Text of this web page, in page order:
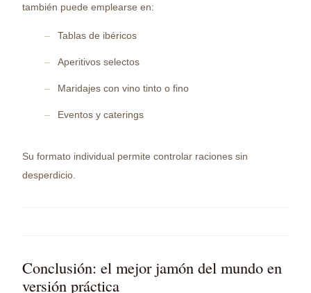
también puede emplearse en:
Tablas de ibéricos
Aperitivos selectos
Maridajes con vino tinto o fino
Eventos y caterings
Su formato individual permite controlar raciones sin
desperdicio.
Conclusión: el mejor jamón del mundo en
versión práctica